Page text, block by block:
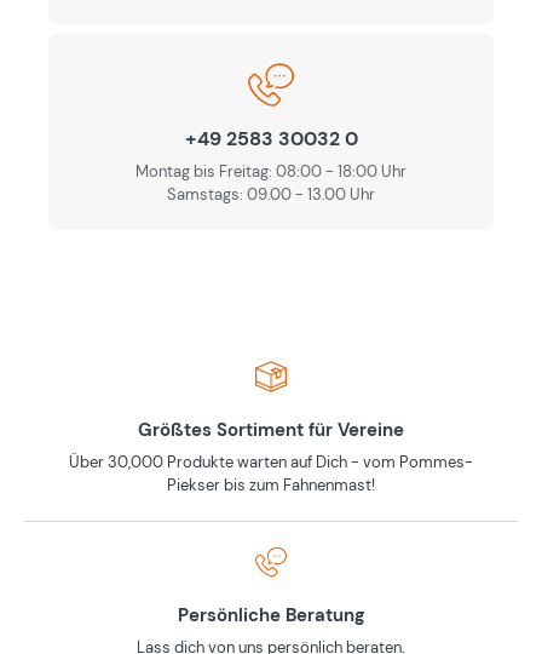
+49 2583 30032 0
Montag bis Freitag: 08:00 - 18:00 Uhr
Samstags: 09.00 - 13.00 Uhr
Größtes Sortiment für Vereine
Über 30,000 Produkte warten auf Dich - vom Pommes-
Piekser bis zum Fahnenmast!
Persönliche Beratung
Lass dich von uns persönlich beraten.